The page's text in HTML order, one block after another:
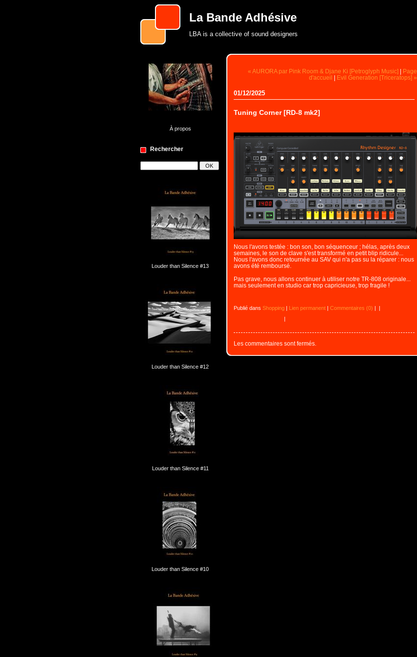
La Bande Adhésive
LBA is a collective of sound designers
À propos
Rechercher
Louder than Silence #13
Louder than Silence #12
Louder than Silence #11
Louder than Silence #10
« AURORA par Pink Room & Djane Ki [Petroglyph Music]| Page
d'accueil | Evil Generation [Triceratops] »
01/12/2025
Tuning Corner [RD-8 mk2]
Nous l'avons testée : bon son, bon séquenceur ; hélas, après deux
semaines, le son de clave s'est transformé en petit blip ridicule...
Nous l'avons donc retournée au SAV qui n'a pas su la réparer : nous
avons été remboursé.
Pas grave, nous allons continuer à utiliser notre TR-808 originale...
mais seulement en studio car trop capricieuse, trop fragile !
Publié dans Shopping| Lien permanent| Commentaires (0) |
|
|
Les commentaires sont fermés.